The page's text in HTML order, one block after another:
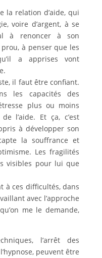
la relation d’aide, qui
voire d’argent, à se
à renoncer à son
à penser que les
a apprises vont
il faut être confiant.
les capacités des
plus ou moins
l’aide. Et ça, c’est
à développer son
la souffrance et
Les fragilités
visibles pour lui que
à ces difficultés, dans
avec l’approche
me le demande,
l’arrêt des
peuvent être